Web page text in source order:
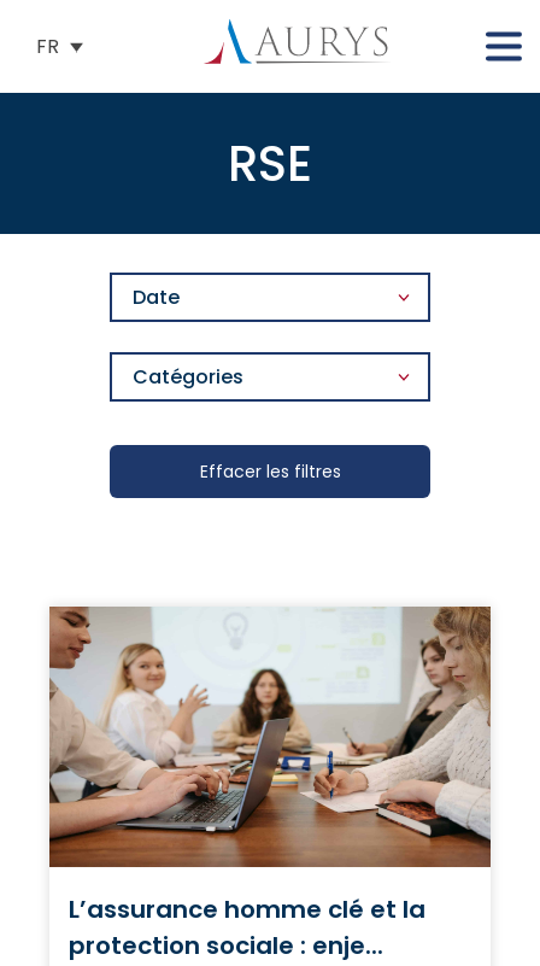
FR
RSE
Date
Catégories
Effacer les filtres
L’assurance homme clé et la
protection sociale : enje...